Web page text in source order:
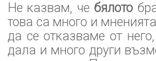
Не казвам, че бялото
това са много и
да се отказваме от
дала и много други